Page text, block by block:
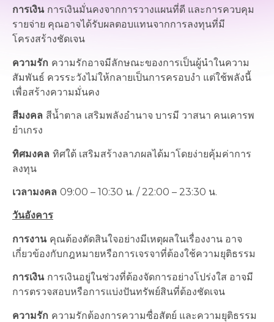
การเงิน การเงินมั่นคงจากการวางแผนที่ดี และการควบคุม
รายจ่าย คุณอาจได้รับผลตอบแทนจากการลงทุนที่มี
โครงสร้างชัดเจน
ความรัก ความรักอาจมีลักษณะของการเป็นผู้นำในความ
สัมพันธ์ ควรระวังไม่ให้กลายเป็นการครอบงำ แต่ใช้พลังนี้
เพื่อสร้างความมั่นคง
สีมงคล สีน้ำตาล เสริมพลังอำนาจ บารมี วาสนา คนเคารพ
ยำเกรง
ทิศมงคล ทิศใต้ เสริมสร้างลาภผลได้มาโดยง่ายคุ้มค่าการ
ลงทุน
เวลามงคล 09:00 – 10:30 น. / 22:00 – 23:30 น.
วันอังคาร
การงาน คุณต้องตัดสินใจอย่างมีเหตุผลในเรื่องงาน อาจ
เกี่ยวข้องกับกฎหมายหรือการเจรจาที่ต้องใช้ความยุติธรรม
การเงิน การเงินอยู่ในช่วงที่ต้องจัดการอย่างโปร่งใส อาจมี
การตรวจสอบหรือการแบ่งปันทรัพย์สินที่ต้องชัดเจน
ความรัก ความรักต้องการความซื่อสัตย์ และความยุติธรรม